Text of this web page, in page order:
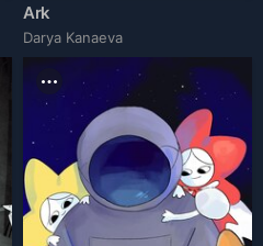
Ark
Darya Kanaeva